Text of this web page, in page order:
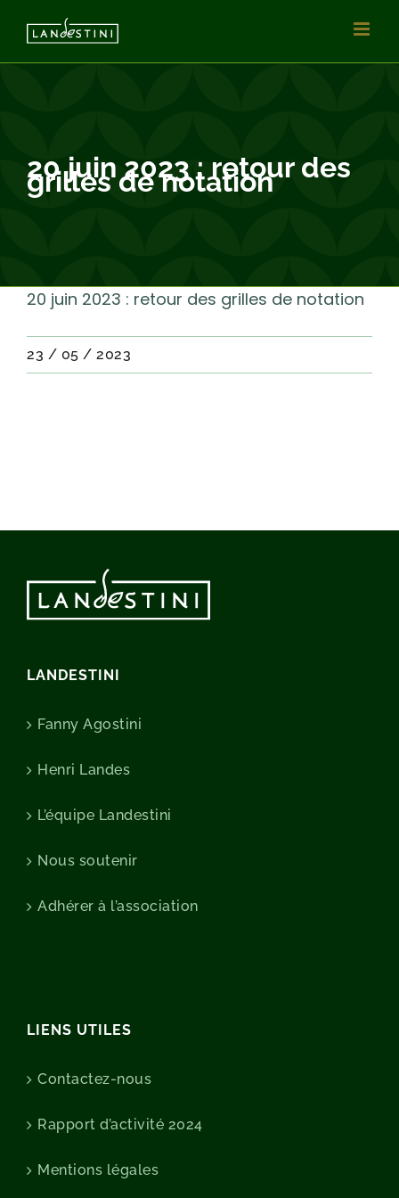
contenu
20 juin 2023 : retour des
grilles de notation
20 juin 2023 : retour des grilles de notation
23 / 05 / 2023
LANDESTINI
Fanny Agostini
Henri Landes
L’équipe Landestini
Nous soutenir
Adhérer à l’association
LIENS UTILES
Contactez-nous
Rapport d’activité 2024
Mentions légales